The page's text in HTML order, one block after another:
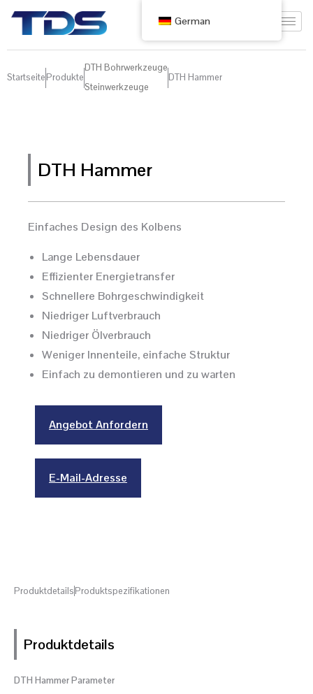
StartseiteProdukte
DTH Bohrwerkzeuge
Steinwerkzeuge
DTH Hammer
DTH Hammer
Einfaches Design des Kolbens
Lange Lebensdauer
Effizienter Energietransfer
Schnellere Bohrgeschwindigkeit
Niedriger Luftverbrauch
Niedriger Ölverbrauch
Weniger Innenteile, einfache Struktur
Einfach zu demontieren und zu warten
Angebot Anfordern
E-Mail-Adresse
ProduktdetailsProduktspezifikationen
Produktdetails
DTH Hammer Parameter
German